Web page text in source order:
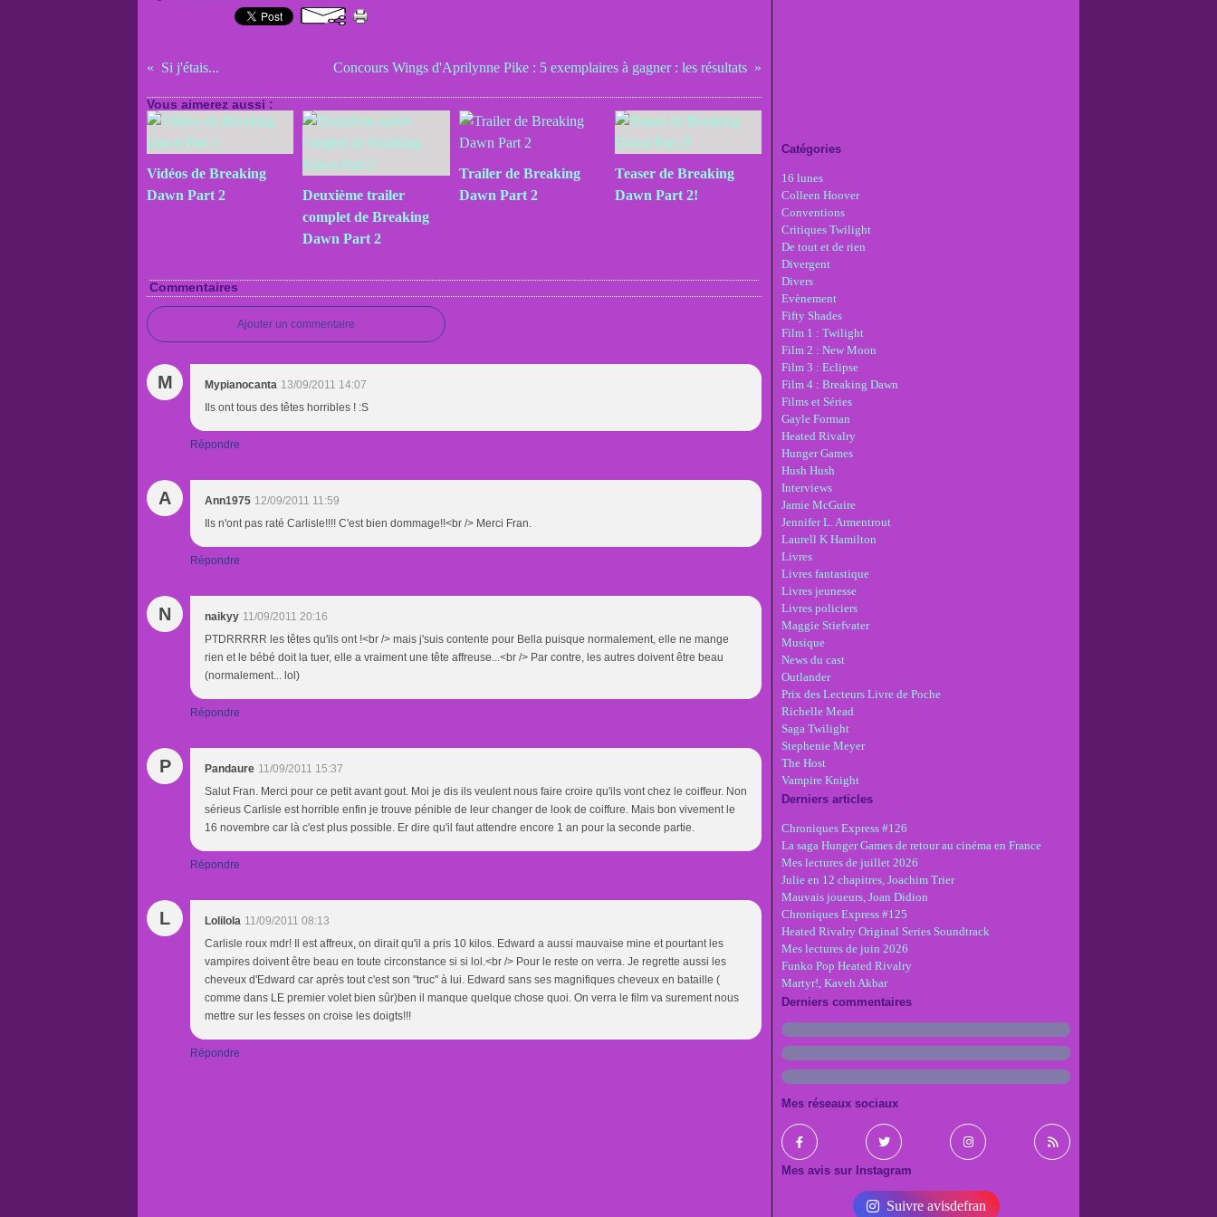
Si j'étais... Concours Wings d'Aprilynne Pike : 5 exemplaires à gagner : les résultats
Vous aimerez aussi :
Vidéos de Breaking
Dawn Part 2
Deuxième trailer
complet de Breaking
Dawn Part 2
Trailer de Breaking
Dawn Part 2
Teaser de Breaking
Dawn Part 2!
Commentaires
Ajouter un commentaire
M Mypianocanta 13/09/2011 14:07
Ils ont tous des têtes horribles ! :S
Répondre
A Ann1975 12/09/2011 11:59
Ils n'ont pas raté Carlisle!!!! C'est bien dommage!!<br /> Merci Fran.
Répondre
N naikyy 11/09/2011 20:16
PTDRRRRR les têtes qu'ils ont !<br /> mais j'suis contente pour Bella puisque normalement, elle ne mange
rien et le bébé doit la tuer, elle a vraiment une tête affreuse...<br /> Par contre, les autres doivent être beau
(normalement... lol)
Répondre
P Pandaure 11/09/2011 15:37
Salut Fran. Merci pour ce petit avant gout. Moi je dis ils veulent nous faire croire qu'ils vont chez le coiffeur. Non
sérieus Carlisle est horrible enfin je trouve pénible de leur changer de look de coiffure. Mais bon vivement le
16 novembre car là c'est plus possible. Er dire qu'il faut attendre encore 1 an pour la seconde partie.
Répondre
L Lolilola 11/09/2011 08:13
Carlisle roux mdr! Il est affreux, on dirait qu'il a pris 10 kilos. Edward a aussi mauvaise mine et pourtant les
vampires doivent être beau en toute circonstance si si lol.<br /> Pour le reste on verra. Je regrette aussi les
cheveux d'Edward car après tout c'est son "truc" à lui. Edward sans ses magnifiques cheveux en bataille (
comme dans LE premier volet bien sûr)ben il manque quelque chose quoi. On verra le film va surement nous
mettre sur les fesses on croise les doigts!!!
Répondre
Catégories
16 lunes
Colleen Hoover
Conventions
Critiques Twilight
De tout et de rien
Divergent
Divers
Evènement
Fifty Shades
Film 1 : Twilight
Film 2 : New Moon
Film 3 : Eclipse
Film 4 : Breaking Dawn
Films et Séries
Gayle Forman
Heated Rivalry
Hunger Games
Hush Hush
Interviews
Jamie McGuire
Jennifer L. Armentrout
Laurell K Hamilton
Livres
Livres fantastique
Livres jeunesse
Livres policiers
Maggie Stiefvater
Musique
News du cast
Outlander
Prix des Lecteurs Livre de Poche
Richelle Mead
Saga Twilight
Stephenie Meyer
The Host
Vampire Knight
Derniers articles
Chroniques Express #126
La saga Hunger Games de retour au cinéma en France
Mes lectures de juillet 2026
Julie en 12 chapitres, Joachim Trier
Mauvais joueurs, Joan Didion
Chroniques Express #125
Heated Rivalry Original Series Soundtrack
Mes lectures de juin 2026
Funko Pop Heated Rivalry
Martyr!, Kaveh Akbar
Derniers commentaires
Mes réseaux sociaux
Mes avis sur Instagram
Suivre avisdefran